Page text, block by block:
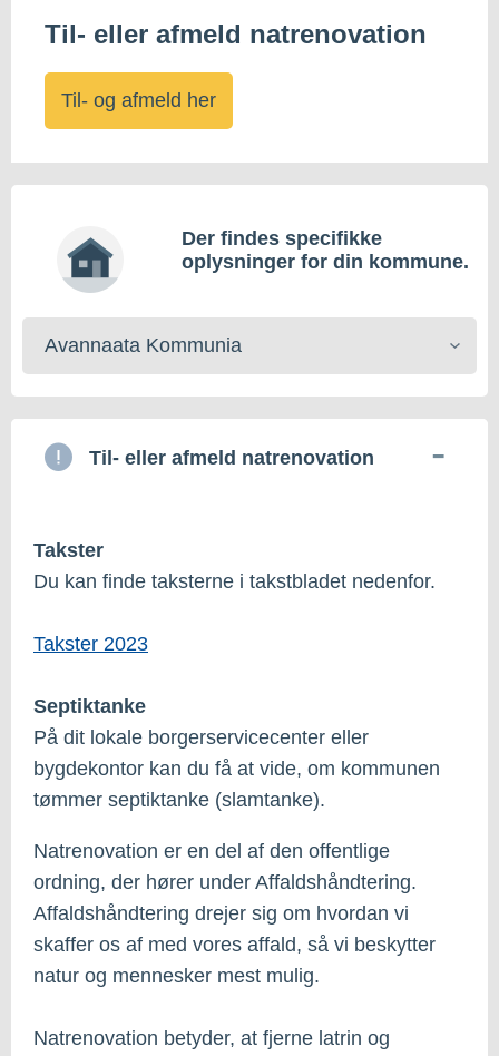
Til- eller afmeld natrenovation
Til- og afmeld her
Der findes specifikke
oplysninger for din kommune.
Vælg
kommune
Til- eller afmeld natrenovation
Takster
Du kan finde taksterne i takstbladet nedenfor.
Takster 2023
Septiktanke
På dit lokale borgerservicecenter eller
bygdekontor kan du få at vide, om kommunen
tømmer septiktanke (slamtanke).
Natrenovation er en del af den offentlige
ordning, der hører under Affaldshåndtering.
Affaldshåndtering drejer sig om hvordan vi
skaffer os af med vores affald, så vi beskytter
natur og mennesker mest mulig.
Natrenovation betyder, at fjerne latrin og